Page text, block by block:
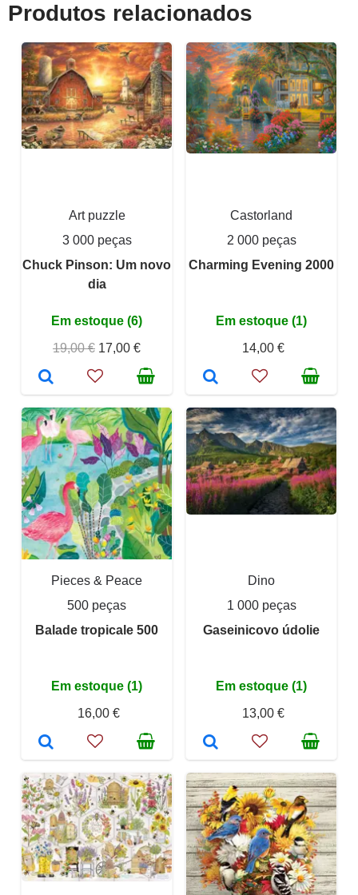
Produtos relacionados
Art puzzle
3 000 peças
Chuck Pinson: Um novo
dia
Em estoque (6)
19,00 € 17,00 €
Castorland
2 000 peças
Charming Evening 2000
Em estoque (1)
14,00 €
Pieces & Peace
500 peças
Balade tropicale 500
Em estoque (1)
16,00 €
Dino
1 000 peças
Gaseinicovo údolie
Em estoque (1)
13,00 €